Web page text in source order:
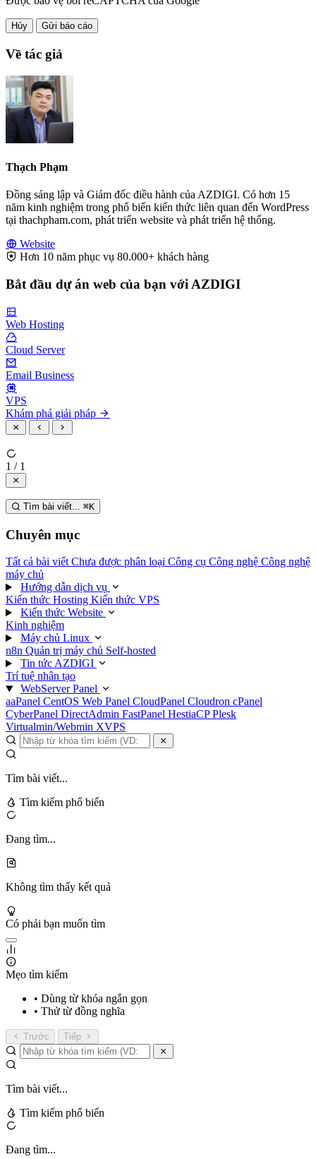
Hủy Gửi báo cáo
Về tác giả
Thạch Phạm
Đồng sáng lập và Giám đốc điều hành của AZDIGI. Có hơn 15
năm kinh nghiệm trong phổ biến kiến thức liên quan đến WordPress
tại thachpham.com, phát triển website và phát triển hệ thống.
Website
Hơn 10 năm phục vụ 80.000+ khách hàng
Bắt đầu dự án web của bạn với AZDIGI
Web Hosting
Cloud Server
Email Business
VPS
Khám phá giải pháp
1 / 1
Tìm bài viết... ⌘K
Chuyên mục
Tất cả bài viết Chưa được phân loại Công cụ Công nghệ Công nghệ
máy chủ
Hướng dẫn dịch vụ
Kiến thức Hosting Kiến thức VPS
Kiến thức Website
Kinh nghiệm
Máy chủ Linux
n8n Quản trị máy chủ Self-hosted
Tin tức AZDIGI
Trí tuệ nhân tạo
WebServer Panel
aaPanel CentOS Web Panel CloudPanel Cloudron cPanel
CyberPanel DirectAdmin FastPanel HestiaCPPlesk
Virtualmin/Webmin XVPS
Tìm bài viết...
Tìm kiếm phổ biến
Đang tìm...
Không tìm thấy kết quả
Có phải bạn muốn tìm
Mẹo tìm kiếm
• Dùng từ khóa ngắn gọn
• Thử từ đồng nghĩa
Trước Tiếp
Tìm bài viết...
Tìm kiếm phổ biến
Đang tìm...